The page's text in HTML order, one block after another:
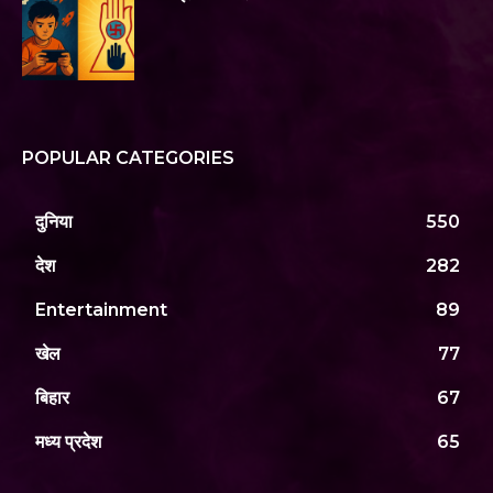
POPULAR CATEGORIES
दुनिया 550
देश 282
Entertainment 89
खेल 77
बिहार 67
मध्य प्रदेश 65